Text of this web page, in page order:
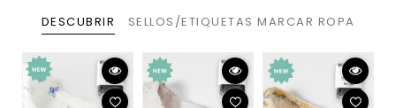
DESCUBRIR SELLOS/ETIQUETAS MARCAR ROPA